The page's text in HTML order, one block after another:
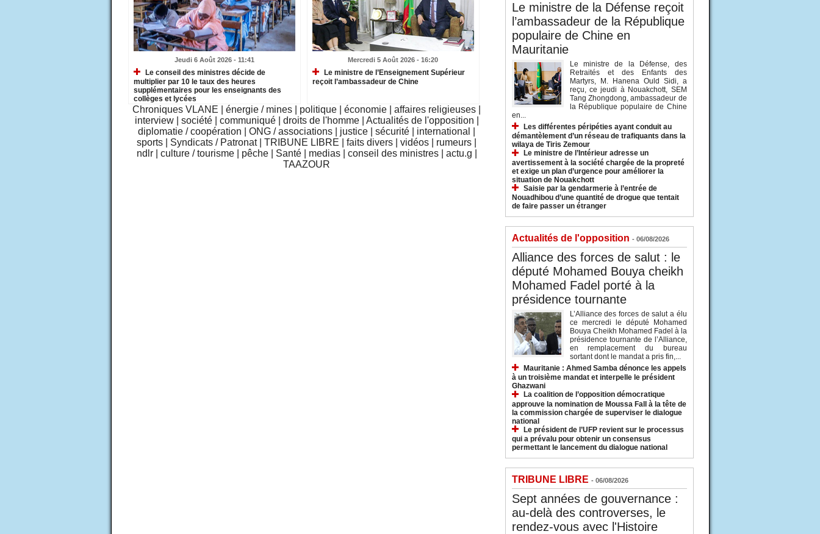
Jeudi 6 Août 2026 - 11:41
Le conseil des ministres décide de
multiplier par 10 le taux des heures
supplémentaires pour les enseignants des
collèges et lycées
Mercredi 5 Août 2026 - 16:20
Le ministre de l’Enseignement Supérieur
reçoit l’ambassadeur de Chine
Chroniques VLANE énergie / mines politique économie affaires religieuses
interview
société communiqué droits de l'homme Actualités de l'opposition
diplomatie / coopération
ONG / associations justice sécurité international
sports
Syndicats / Patronat TRIBUNE LIBRE faits divers vidéos rumeurs
ndlr
culture / tourisme pêche Santé medias conseil des ministres actu.g
TAAZOUR
Le ministre de la Défense reçoit
l’ambassadeur de la République
populaire de Chine en
Mauritanie
Le ministre de la Défense, des
Retraités et des Enfants des
Martyrs, M. Hanena Ould Sidi, a
reçu, ce jeudi à Nouakchott, SEM
Tang Zhongdong, ambassadeur de
la République populaire de Chine
en...
Les différentes péripéties ayant conduit au
démantèlement d’un réseau de trafiquants dans la
wilaya de Tiris Zemour
Le ministre de l’Intérieur adresse un
avertissement à la société chargée de la propreté
et exige un plan d’urgence pour améliorer la
situation de Nouakchott
Saisie par la gendarmerie à l’entrée de
Nouadhibou d’une quantité de drogue que tentait
de faire passer un étranger
Actualités de l'opposition - 06/08/2026
Alliance des forces de salut : le
député Mohamed Bouya cheikh
Mohamed Fadel porté à la
présidence tournante
L’Alliance des forces de salut a élu
ce mercredi le député Mohamed
Bouya Cheikh Mohamed Fadel à la
présidence tournante de l’Alliance,
en remplacement du bureau
sortant dont le mandat a pris fin,...
Mauritanie : Ahmed Samba dénonce les appels
à un troisième mandat et interpelle le président
Ghazwani
La coalition de l’opposition démocratique
approuve la nomination de Moussa Fall à la tête de
la commission chargée de superviser le dialogue
national
Le président de l’UFP revient sur le processus
qui a prévalu pour obtenir un consensus
permettant le lancement du dialogue national
TRIBUNE LIBRE - 06/08/2026
Sept années de gouvernance :
au-delà des controverses, le
rendez-vous avec l'Histoire